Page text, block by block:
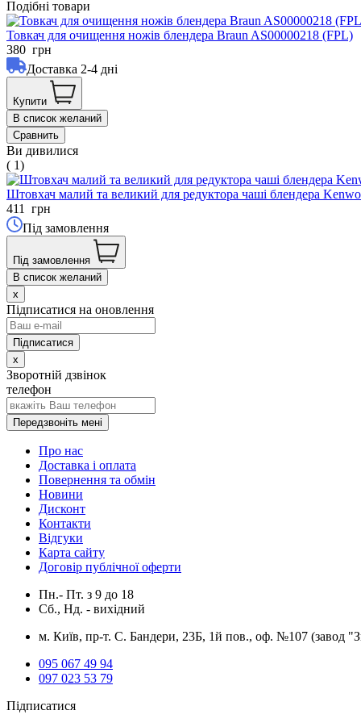
Подібні товари
Товкач для очищення ножів блендера Braun AS00000218 (FPL)
380 грн
Доставка 2-4 дні
Купити
В список желаний
Сравнить
Ви дивилися
( 1)
Штовхач малий та великий для редуктора чаші блендера
411
грн
Під замовлення
Під замовлення
В список желаний
x
Підписатися на оновлення
x
Зворотній дзвінок
телефон
Передзвоніть мені
Про нас
Доставка і оплата
Повернення та обмін
Новини
Дисконт
Контакти
Відгуки
Карта сайту
Договір публічної оферти
Пн.- Пт. з 9 до 18
Сб., Нд. - вихідний
м. Київ, пр-т. С. Бандери, 23Б, 1й пов., оф. №107 (завод
095 067 49 94
097 023 53 79
Підписатися